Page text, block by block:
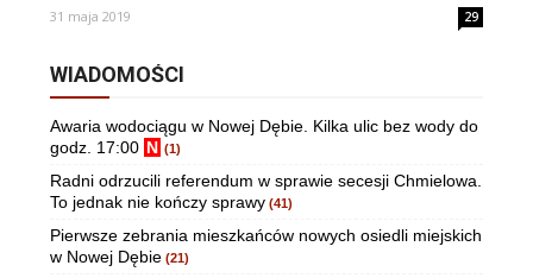
31 maja 2019 29
WIADOMOŚCI
Awaria wodociągu w Nowej Dębie. Kilka ulic bez wody do
godz. 17:00 N (1)
Radni odrzucili referendum w sprawie secesji Chmielowa.
To jednak nie kończy sprawy (41)
Pierwsze zebrania mieszkańców nowych osiedli miejskich
w Nowej Dębie (21)